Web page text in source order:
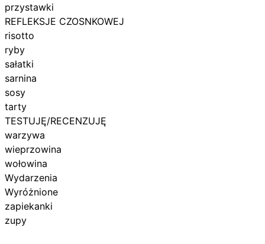
przystawki
REFLEKSJE CZOSNKOWEJ
risotto
ryby
sałatki
sarnina
sosy
tarty
TESTUJĘ/RECENZUJĘ
warzywa
wieprzowina
wołowina
Wydarzenia
Wyróżnione
zapiekanki
zupy